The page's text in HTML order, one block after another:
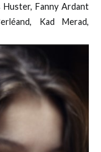
Fanny Ardant
Kad Merad,